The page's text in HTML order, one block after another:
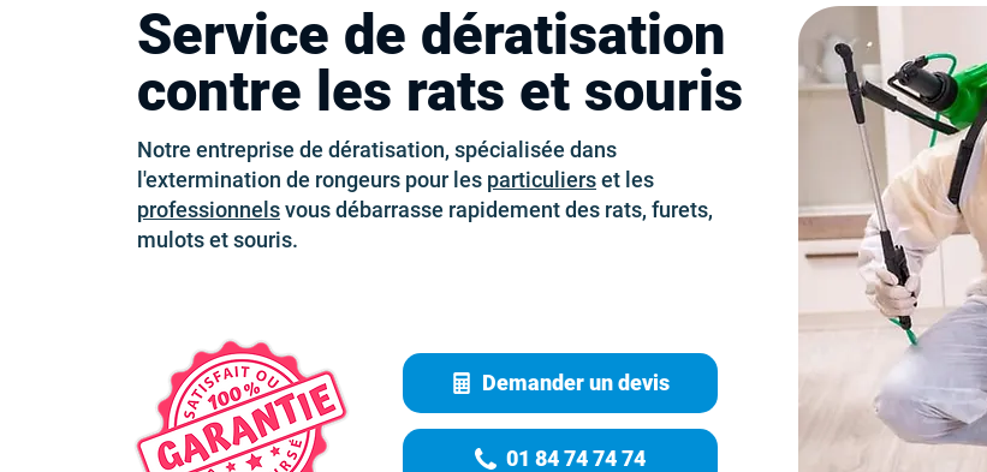
Service de dératisation
contre les rats et souris
Notre entreprise de dératisation, spécialisée dans
l'extermination de rongeurs pour les particulierset les
professionnelsvous débarrasse rapidement des rats, furets,
mulots et souris.
01 84 74 74 74
Demander un devis